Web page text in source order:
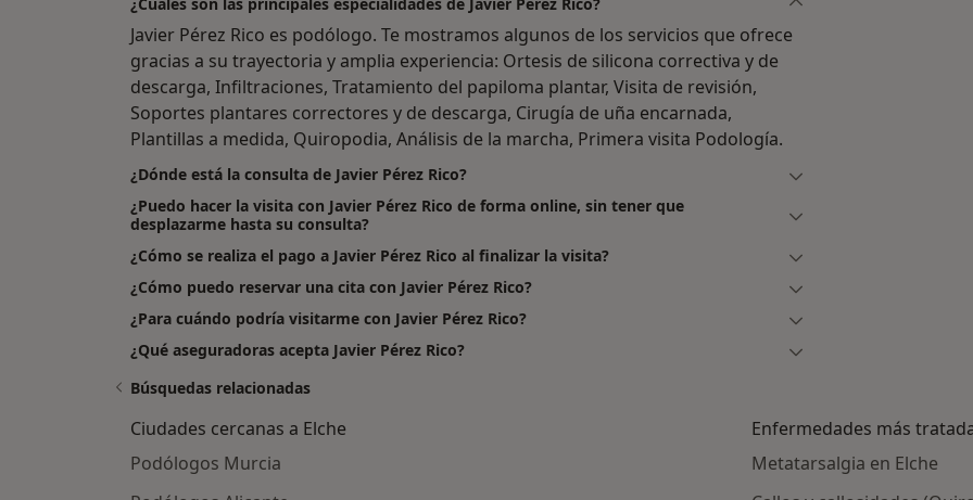
¿Cuáles son las principales especialidades de Javier Pérez Rico?
Javier Pérez Rico es podólogo. Te mostramos algunos de los servicios que ofrece
gracias a su trayectoria y amplia experiencia: Ortesis de silicona correctiva y de
descarga, Infiltraciones, Tratamiento del papiloma plantar, Visita de revisión,
Soportes plantares correctores y de descarga, Cirugía de uña encarnada,
Plantillas a medida, Quiropodia, Análisis de la marcha, Primera visita Podología.
¿Dónde está la consulta de Javier Pérez Rico?
¿Puedo hacer la visita con Javier Pérez Rico de forma online, sin tener que
desplazarme hasta su consulta?
¿Cómo se realiza el pago a Javier Pérez Rico al finalizar la visita?
¿Cómo puedo reservar una cita con Javier Pérez Rico?
¿Para cuándo podría visitarme con Javier Pérez Rico?
¿Qué aseguradoras acepta Javier Pérez Rico?
Búsquedas relacionadas
Ciudades cercanas a Elche
Podólogos Murcia
Enfermedades más
Metatarsalgia en Elche